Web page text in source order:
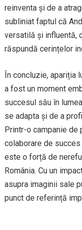
reinventa și de a
subliniat faptul că
versatilă și influentă,
răspundă cerințelor
În concluzie, apariția
a fost un moment
succesul său în
se adapta și de a
Printr-o campanie
colaborare de
este o forță de
România. Cu un
asupra imaginii sale
punct de referință